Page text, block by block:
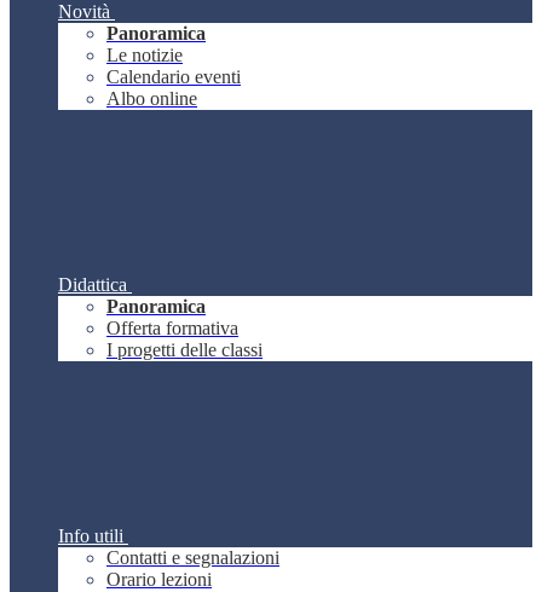
Novità
Panoramica
Le notizie
Calendario eventi
Albo online
Didattica
Panoramica
Offerta formativa
I progetti delle classi
Info utili
Contatti e segnalazioni
Orario lezioni